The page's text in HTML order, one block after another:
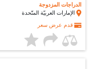
الدراجات المزدوجة
الإمارات العربيّة المتّحدة
قدم عرض سعر